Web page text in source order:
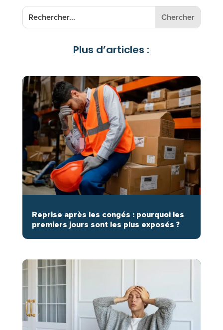
Plus d’articles :
Reprise après les congés : pourquoi les
premiers jours sont les plus exposés ?